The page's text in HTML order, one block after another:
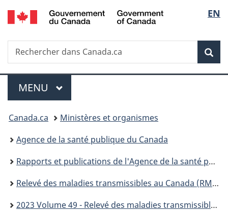
Passer
au
des
Passer
au
principal
Passer
à
Au
du
Passer
à
version
simplifiée
de
la
EN
Recherche
Rechercher
dans
Menu
MENU PRINCIPAL
Vous
êtes
ici :
Canada.ca
Ministères et organismes
Agence de la santé publique du Canada
Rapports et publications de l'Agence de la santé publique du Canada
Relevé des maladies transmissibles au Canada (RMTC)
2023 Volume 49 - Relevé des maladies transmissibles au Canada (RMTC)